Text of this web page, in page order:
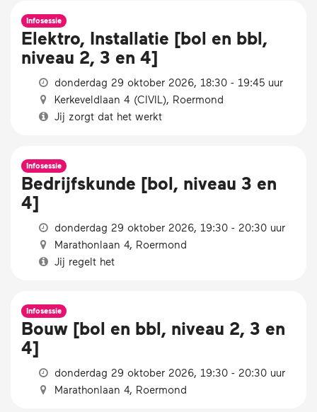
Infosessie
Elektro, Installatie [bol en bbl,
niveau 2, 3 en 4]
donderdag 29 oktober 2026, 18:30 - 19:45 uur
Kerkeveldlaan 4 (CIVIL), Roermond
Jij zorgt dat het werkt
Infosessie
Bedrijfskunde [bol, niveau 3 en
4]
donderdag 29 oktober 2026, 19:30 - 20:30 uur
Marathonlaan 4, Roermond
Jij regelt het
Infosessie
Bouw [bol en bbl, niveau 2, 3 en
4]
donderdag 29 oktober 2026, 19:30 - 20:30 uur
Marathonlaan 4, Roermond